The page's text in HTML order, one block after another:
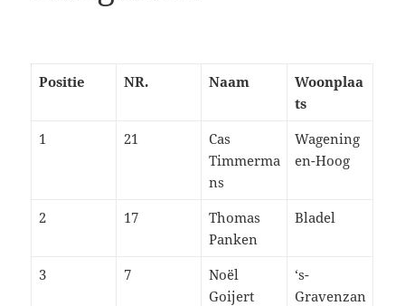
Positie NR. Naam
Woonplaa
ts
1
21
Cas
Timmerma
ns
Wagening
en-Hoog
2 17
Thomas
Panken
Bladel
3 7
Noël
Goijert
‘s-
Gravenzan